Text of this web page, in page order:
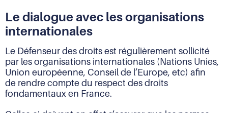
Le dialogue avec les organisations
internationales
Le Défenseur des droits est régulièrement sollicité
par les organisations internationales (Nations Unies,
Union européenne, Conseil de l’Europe, etc) afin
de rendre compte du respect des droits
fondamentaux en France.